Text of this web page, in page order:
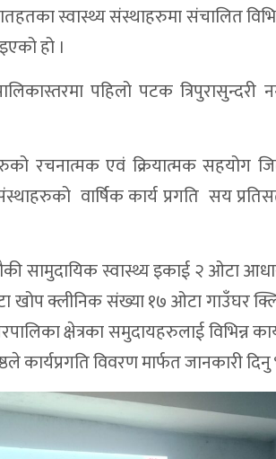
स्वास्थ्य संस्थाहरुमा संचालित
हो ।
पहिलो पटक त्रिपुरासुन्दरी
रचनात्मक एवं क्रियात्मक सहयोग
वार्षिक कार्य प्रगति सय
सामुदायिक स्वास्थ्य इकाई २ ओटा
खोप क्लीनिक संख्या १७ ओटा गाउँघर
क्षेत्रका समुदायहरुलाई विभिन्न
कार्यप्रगति विवरण मार्फत जानकारी